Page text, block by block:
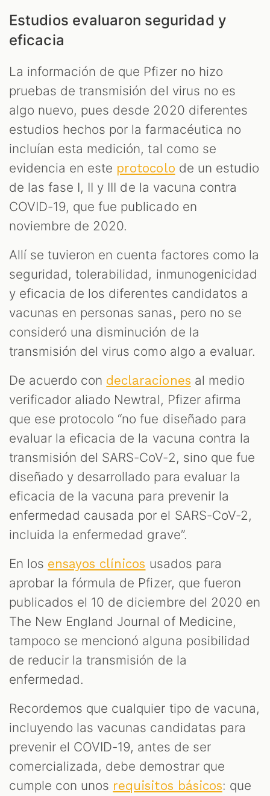
Estudios evaluaron seguridad y
eficacia
La información de que Pfizer no hizo
pruebas de transmisión del virus no es
algo nuevo, pues desde 2020 diferentes
estudios hechos por la farmacéutica no
incluían esta medición, tal como se
evidencia en este protocolo de un estudio
de las fase I, II y III de la vacuna contra
COVID-19, que fue publicado en
noviembre de 2020.
Allí se tuvieron en cuenta factores como la
seguridad, tolerabilidad, inmunogenicidad
y eficacia de los diferentes candidatos a
vacunas en personas sanas, pero no se
consideró una disminución de la
transmisión del virus como algo a evaluar.
De acuerdo con declaraciones al medio
verificador aliado Newtral, Pfizer afirma
que ese protocolo “no fue diseñado para
evaluar la eficacia de la vacuna contra la
transmisión del SARS-CoV-2, sino que fue
diseñado y desarrollado para evaluar la
eficacia de la vacuna para prevenir la
enfermedad causada por el SARS-CoV-2,
incluida la enfermedad grave”.
En los ensayos clínicos usados para
aprobar la fórmula de Pfizer, que fueron
publicados el 10 de diciembre del 2020 en
The New England Journal of Medicine,
tampoco se mencionó alguna posibilidad
de reducir la transmisión de la
enfermedad.
Recordemos que cualquier tipo de vacuna,
incluyendo las vacunas candidatas para
prevenir el COVID-19, antes de ser
comercializada, debe demostrar que
cumple con unos requisitos básicos: que